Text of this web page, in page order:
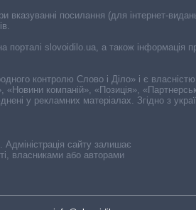
сайту залишає
власниками або авторами
вказуванні посилання (для інтернет-
порталі slovoidilo.ua, а також
контролю Слово і Діло» і є
компаній», «Позиція»,
у рекламних матеріалах. Згідно з